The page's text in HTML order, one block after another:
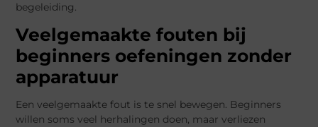
begeleiding.
Veelgemaakte fouten bij
beginners oefeningen zonder
apparatuur
Een veelgemaakte fout is te snel bewegen. Beginners
willen soms veel herhalingen doen, maar verliezen